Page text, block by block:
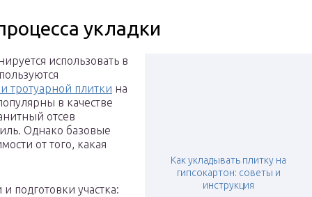
укладки
Как укладывать плитку на
гипсокартон: советы и
инструкция
использовать в
тротуарной плитки на
в качестве
отсев
Однако базовые
от того, какая
подготовки участка: